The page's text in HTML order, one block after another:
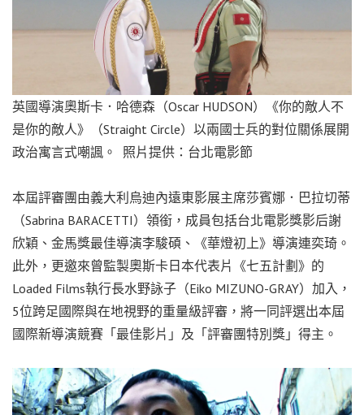
英國導演奧斯卡．哈德森（Oscar HUDSON）《你的敵人不
是你的敵人》（Straight Circle）以兩國士兵的對位關係展開
政治寓言式嘲諷。 照片提供：台北電影節
本屆評審團由義大利烏迪內遠東影展主席莎賓娜．巴拉切蒂
（Sabrina BARACETTI）領銜，成員包括台北電影獎影后謝
欣穎、金馬獎最佳導演李駿碩、《華燈初上》導演連奕琦。
此外，更邀來曾監製奧斯卡日本代表片《七五計劃》的
Loaded Films執行長水野詠子（Eiko MIZUNO-GRAY）加入，
5位跨足國際與在地視野的重量級評審，將一同評選出本屆
國際新導演競賽「最佳影片」及「評審團特別獎」得主。